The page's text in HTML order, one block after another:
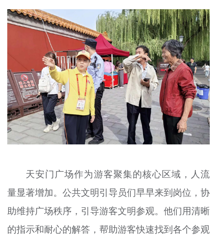
宣传思想文化人才
资料库
+
天安门广场作为游客聚集的核心区域，人流
量显著增加。公共文明引导员们早早来到岗位，协
助维持广场秩序，引导游客文明参观。他们用清晰
的指示和耐心的解答，帮助游客快速找到各个参观